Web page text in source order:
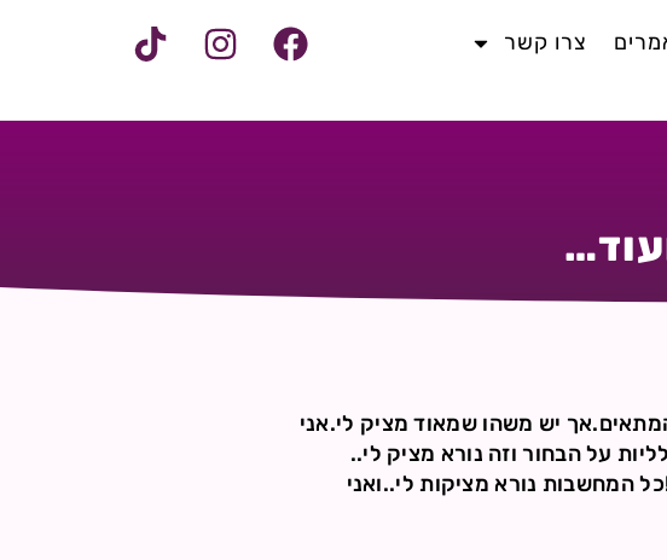
צרו קשר
יש משהו שמאוד מציק לי.אני
על הבחור וזה נורא מציק לי..
המחשבות נורא מציקות לי..ואני